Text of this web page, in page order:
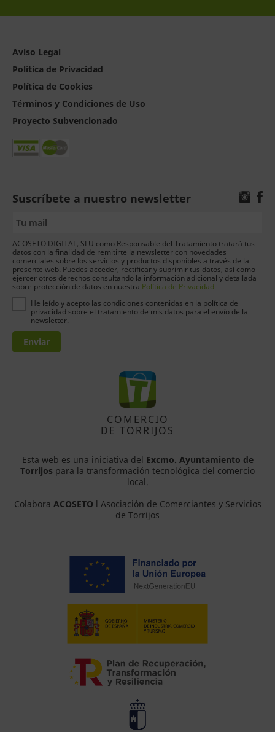
Aviso Legal
Política de Privacidad
Política de Cookies
Términos y Condiciones de Uso
Proyecto Subvencionado
Suscríbete a nuestro newsletter
ACOSETO DIGITAL, SLU como Responsable del Tratamiento tratará tus
datos con la finalidad de remitirte la newsletter con novedades
comerciales sobre los servicios y productos disponibles a través de la
presente web. Puedes acceder, rectificar y suprimir tus datos, así como
ejercer otros derechos consultando la información adicional y detallada
sobre protección de datos en nuestra Política de Privacidad
He leído y acepto las condiciones contenidas en la política de
privacidad sobre el tratamiento de mis datos para el envío de la
newsletter.
Enviar
COMERCIO
DE TORRIJOS
Esta web es una iniciativa del Excmo. Ayuntamiento de
Torrijos para la transformación tecnológica del comercio
local.
Colabora ACOSETO l Asociación de Comerciantes y Servicios
de Torrijos